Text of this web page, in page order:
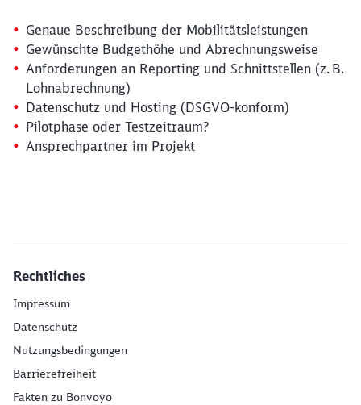
Genaue Beschreibung der Mobilitätsleistungen
Gewünschte Budgethöhe und Abrechnungsweise
Anforderungen an Reporting und Schnittstellen (z. B.
Lohnabrechnung)
Datenschutz und Hosting (DSGVO-konform)
Pilotphase oder Testzeitraum?
Ansprechpartner im Projekt
Rechtliches
Impressum
Datenschutz
Nutzungsbedingungen
Barrierefreiheit
Fakten zu Bonvoyo